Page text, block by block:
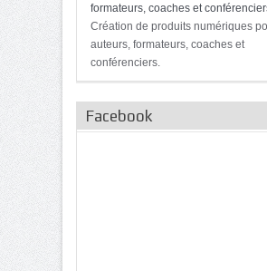
formateurs, coaches et
Création de produits numériques
auteurs, formateurs, coaches et
conférenciers.
Facebook